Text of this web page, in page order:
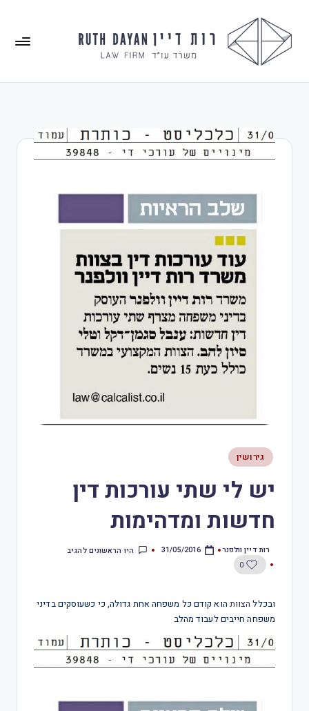
גירושין
יש לי שתי עורכות דין
חדשות ומדהימות
רות דיין וולפנר 31/05/2016
היו הראשונים להגיב
0
ובכלל הצוות הוא קודם כל משפחה אחת גדולה, כי כשעוסקים בדיני
משפחה חייבים לעבוד מהלב